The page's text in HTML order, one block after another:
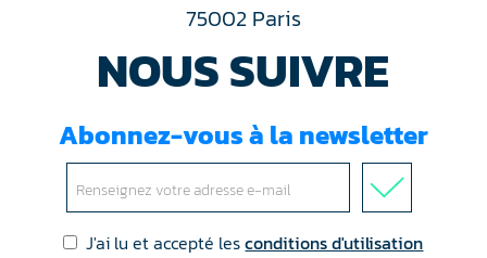
75002 Paris
NOUS SUIVRE
Abonnez-vous à la newsletter
J'ai lu et accepté lesconditions d'utilisation